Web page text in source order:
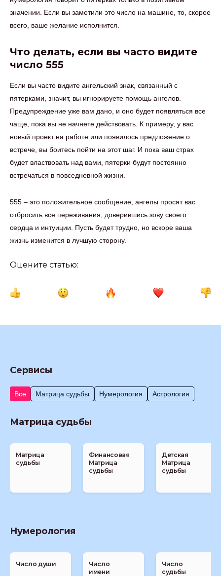
значении. Если вы заметили это число на машине, то, скорее
всего, ваше желание исполнится.
Что делать, если вы часто видите
число 555
Если вы часто видите ангельский знак, связанный с
пятерками, значит, вы игнорируете помощь ангелов.
Предупреждение уже вам дано, и оно будет появляться все
чаще, пока вы не начнете действовать. К примеру, у вас
новый проект на работе или появилось предложение о
встрече, вы боитесь пойти на этот шаг. И пока ваш страх
будет властвовать над вами, пятерки будут постоянно
встречаться в повседневной жизни.
555 – это положительное сообщение, ангелы просят вас
отбросить все переживания, доверившись зову своего
сердца и интуиции. Пусть будет трудно, но вскоре ваша
жизнь изменится в лучшую сторону.
Оцените статью:
Сервисы
Все Матрица судьбы Нумерология Астрология
Матрица судьбы
Матрица
судьбы
Финансовая
Матрица
судьбы
Детская
Матрица
судьбы
Нумерология
Число души
Число
имени
Число
судьбы